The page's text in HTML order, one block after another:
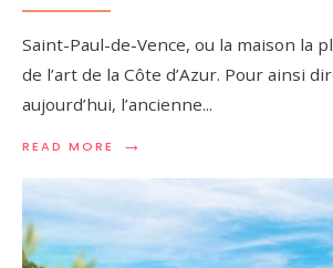
Saint-Paul-de-Vence, ou la maison la
de l’art de la Côte d’Azur. Pour ainsi
aujourd’hui, l’ancienne...
READ MORE →